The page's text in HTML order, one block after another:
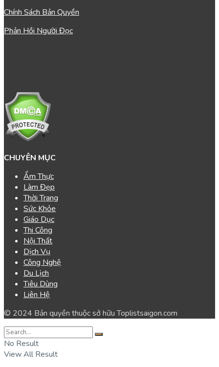
Chính Sách Bản Quyền
Phản Hồi Người Đọc
CHUYÊN MỤC
Ẩm Thực
Làm Đẹp
Thời Trang
Sức Khỏe
Giáo Dục
Thi Công
Nội Thất
Dịch Vụ
Công Nghệ
Du Lịch
Tiêu Dùng
Liên Hệ
© 2024 Bản quyền thuộc sở hữu Toplistsaigon.com
No Result
View All Result